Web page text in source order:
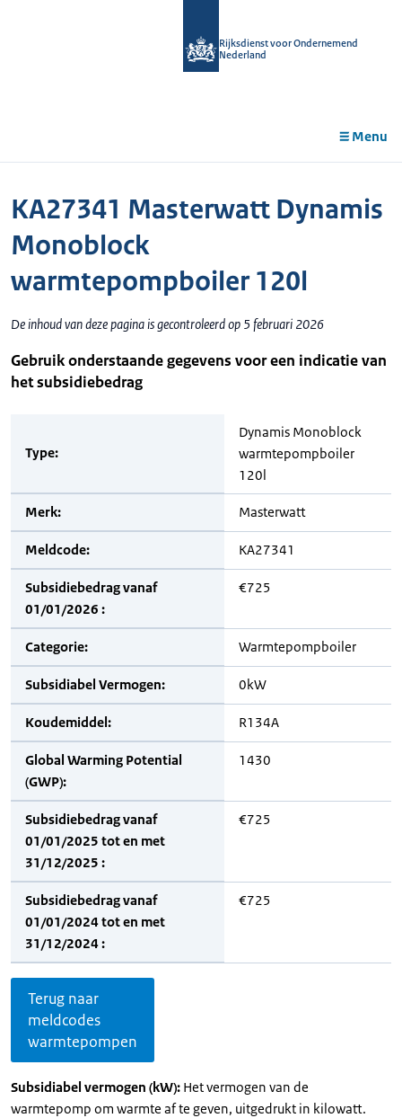
Rijksdienst voor Ondernemend
Nederland
Menu
KA27341 Masterwatt Dynamis
Monoblock
warmtepompboiler 120l
De inhoud van deze pagina is gecontroleerd op 5 februari 2026
Gebruik onderstaande gegevens voor een indicatie van
het subsidiebedrag
Type:
Dynamis Monoblock
warmtepompboiler
120l
Merk: Masterwatt
Meldcode: KA27341
Subsidiebedrag vanaf
01/01/2026 :
€725
Categorie: Warmtepompboiler
Subsidiabel Vermogen: 0kW
Koudemiddel: R134A
Global Warming Potential
(GWP):
1430
Subsidiebedrag vanaf
01/01/2025 tot en met
31/12/2025 :
€725
Subsidiebedrag vanaf
01/01/2024 tot en met
31/12/2024 :
€725
Terug naar
meldcodes
warmtepompen
Subsidiabel vermogen (kW): Het vermogen van de
warmtepomp om warmte af te geven, uitgedrukt in kilowatt.